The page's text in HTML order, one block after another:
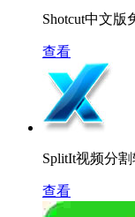
Shotcut中文版
查看
SplitIt视频分
查看